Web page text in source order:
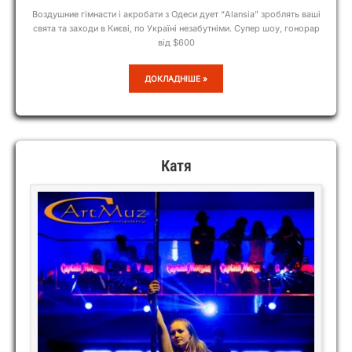
Воздушние гімнасти і акробати з Одеси дует “Alansia” зроблять ваші
свята та заходи в Києві, по Україні незабутніми. Супер шоу, гонорар
від $600
ALANSIA
ДОКЛАДНІШЕ »
Катя